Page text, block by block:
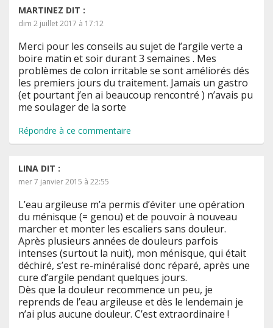
MARTINEZ DIT :
dim 2 juillet 2017 à 17:12
Merci pour les conseils au sujet de l’argile verte a
boire matin et soir durant 3 semaines . Mes
problèmes de colon irritable se sont améliorés dés
les premiers jours du traitement. Jamais un gastro
(et pourtant j’en ai beaucoup rencontré ) n’avais pu
me soulager de la sorte
Répondre à ce commentaire
LINA DIT :
mer 7 janvier 2015 à 22:55
L’eau argileuse m’a permis d’éviter une opération
du ménisque (= genou) et de pouvoir à nouveau
marcher et monter les escaliers sans douleur.
Après plusieurs années de douleurs parfois
intenses (surtout la nuit), mon ménisque, qui était
déchiré, s’est re-minéralisé donc réparé, après une
cure d’argile pendant quelques jours.
Dès que la douleur recommence un peu, je
reprends de l’eau argileuse et dès le lendemain je
n’ai plus aucune douleur. C’est extraordinaire !